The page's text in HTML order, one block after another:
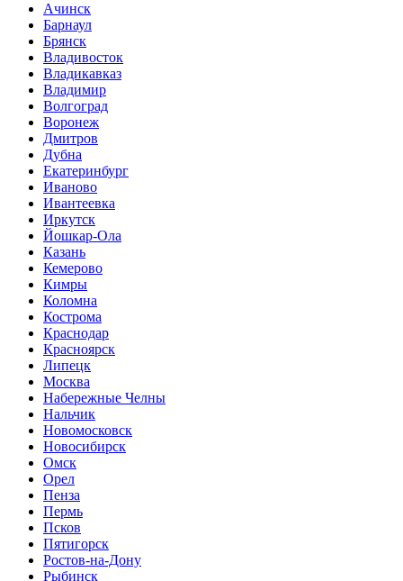
Ачинск
Барнаул
Брянск
Владивосток
Владикавказ
Владимир
Волгоград
Воронеж
Дмитров
Дубна
Екатеринбург
Иваново
Ивантеевка
Иркутск
Йошкар-Ола
Казань
Кемерово
Кимры
Коломна
Кострома
Краснодар
Красноярск
Липецк
Москва
Набережные Челны
Нальчик
Новомосковск
Новосибирск
Омск
Орел
Пенза
Пермь
Псков
Пятигорск
Ростов-на-Дону
Рыбинск